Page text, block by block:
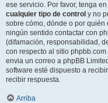
ese servicio. Por favor, tenga
cualquier tipo de control y no
sobre cómo, dónde o por quién
ningún sentido contactar con
(difamación, responsabilidad,
con respecto al sitio
envia un correo a phpBB Limited
software esté dispuesto a
recibir respuesta.
Arriba